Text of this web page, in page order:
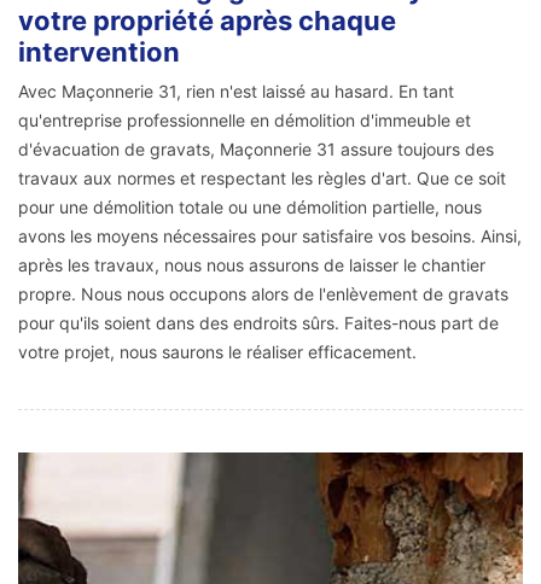
votre propriété après chaque
intervention
Avec Maçonnerie 31, rien n'est laissé au hasard. En tant
qu'entreprise professionnelle en démolition d'immeuble et
d'évacuation de gravats, Maçonnerie 31 assure toujours des
travaux aux normes et respectant les règles d'art. Que ce soit
pour une démolition totale ou une démolition partielle, nous
avons les moyens nécessaires pour satisfaire vos besoins. Ainsi,
après les travaux, nous nous assurons de laisser le chantier
propre. Nous nous occupons alors de l'enlèvement de gravats
pour qu'ils soient dans des endroits sûrs. Faites-nous part de
votre projet, nous saurons le réaliser efficacement.